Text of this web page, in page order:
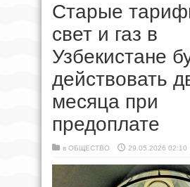
Старые
свет и газ в
Узбекистане
действовать
месяца при
предоплате
в ОБЩЕСТВО 29.05.2026 02:10